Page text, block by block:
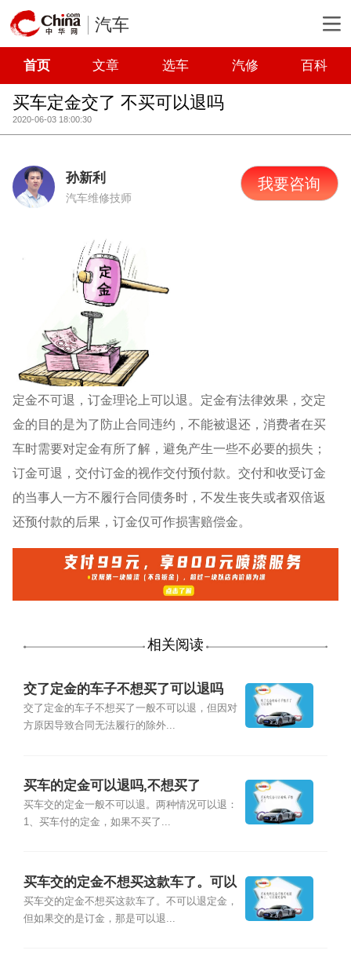
汽车
首页 文章 选车 汽修 百科
买车定金交了 不买可以退吗
2020-06-03 18:00:30
孙新利
汽车维修技师
我要咨询
定金不可退，订金理论上可以退。定金有法律效果，交定
金的目的是为了防止合同违约，不能被退还，消费者在买
车时需要对定金有所了解，避免产生一些不必要的损失；
订金可退，交付订金的视作交付预付款。交付和收受订金
的当事人一方不履行合同债务时，不发生丧失或者双倍返
还预付款的后果，订金仅可作损害赔偿金。
相关阅读
交了定金的车子不想买了可以退吗
交了定金的车子不想买了一般不可以退，但因对
方原因导致合同无法履行的除外...
买车的定金可以退吗,不想买了
买车交的定金一般不可以退。两种情况可以退：
1、买车付的定金，如果不买了...
买车交的定金不想买这款车了。可以
退定金吗
买车交的定金不想买这款车了。不可以退定金，
但如果交的是订金，那是可以退...